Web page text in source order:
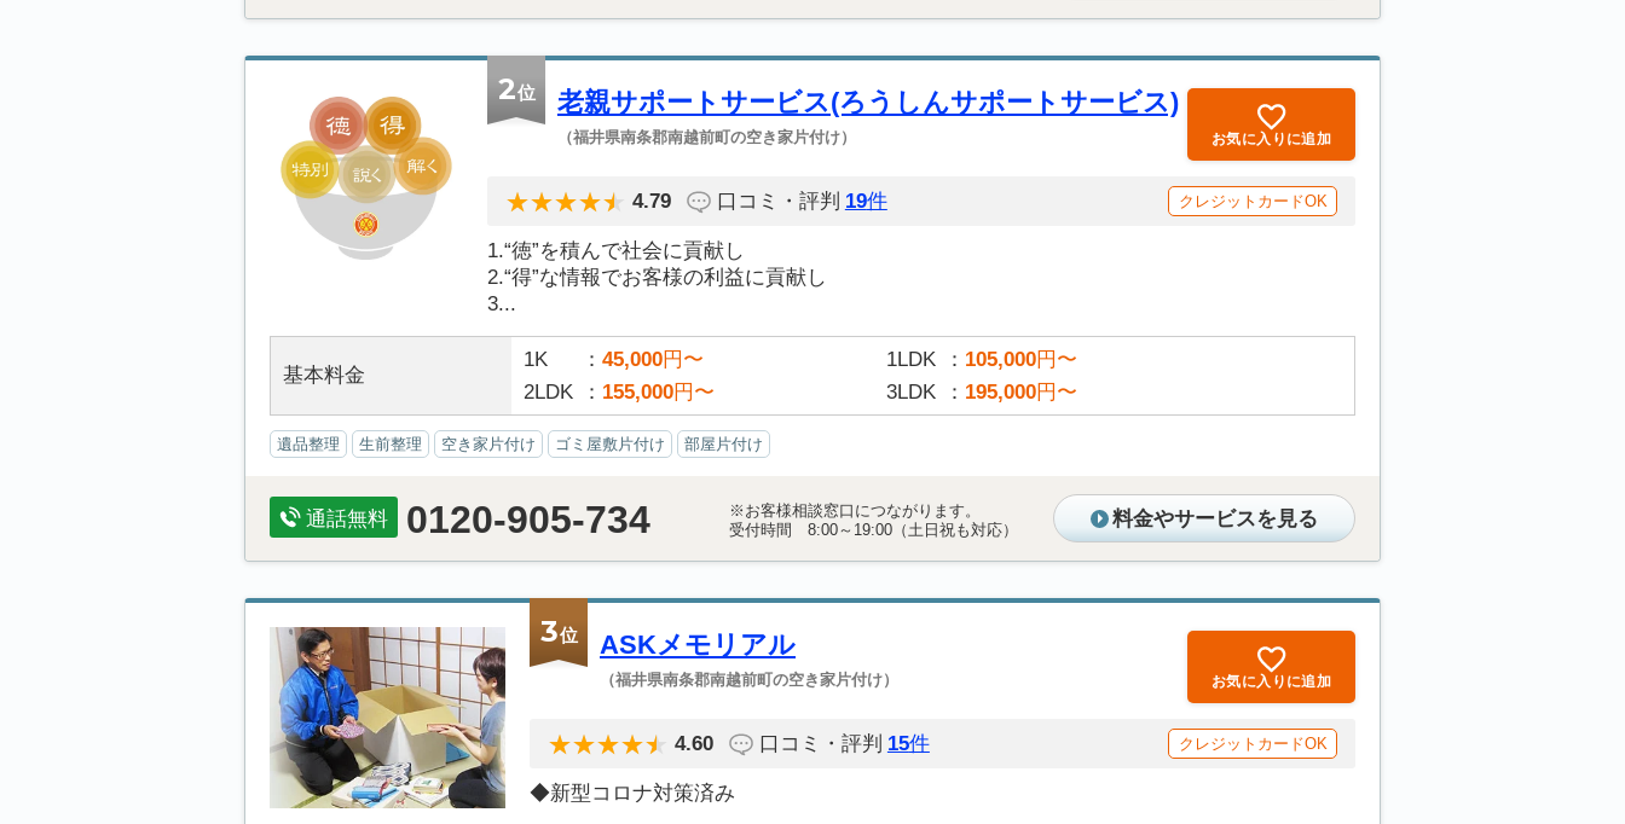
2位 老親サポートサービス(ろうしんサポートサービス)
（福井県南条郡南越前町の空き家片付け） お気に入りに追加
4.79 口コミ・評判 19件 クレジットカードOK
1.“徳”を積んで社会に貢献し
2.“得”な情報でお客様の利益に貢献し
3...
基本料金
1K 45,000円〜 1LDK 105,000円〜
2LDK
155,000円〜 3LDK 195,000円〜
遺品整理 生前整理 空き家片付け ゴミ屋敷片付け 部屋片付け
通話無料 0120-905-734
※お客様相談窓口につながります。
受付時間 8:00～19:00（土日祝も対応）
料金やサービスを見る
3位 ASKメモリアル
（福井県南条郡南越前町の空き家片付け） お気に入りに追加
4.60 口コミ・評判 15件 クレジットカードOK
◆新型コロナ対策済み